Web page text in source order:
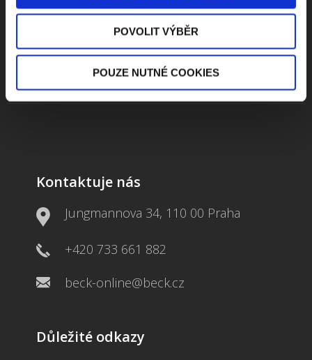
POVOLIT VÝBĚR
POUZE NUTNÉ COOKIES
ODEBÍRAT NEWSLETTER
Kontaktuje nás
Jungmannova 34, 110 00 Praha
+420 733 661 882
beck-online@beck.cz
Důležité odkazy